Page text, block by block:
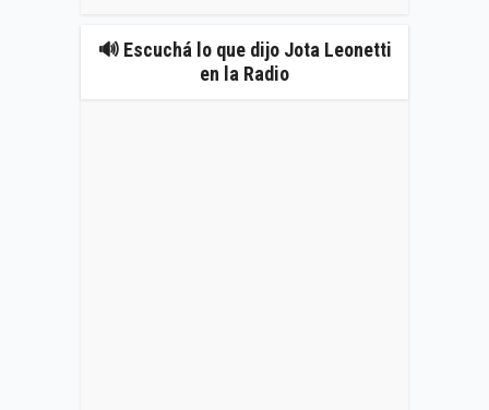
🔊 Escuchá lo que dijo Jota Leonetti
en la Radio